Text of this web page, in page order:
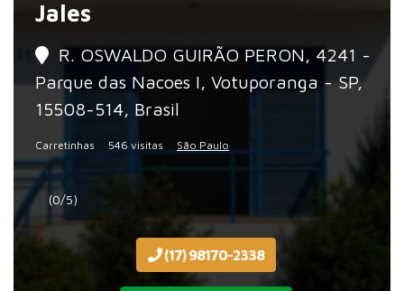
Jales
R. OSWALDO GUIRÃO PERON, 4241 -
Parque das Nacoes I, Votuporanga - SP,
15508-514, Brasil
Carretinhas 546 visitas São Paulo
(0/5)
(17) 98170-2338